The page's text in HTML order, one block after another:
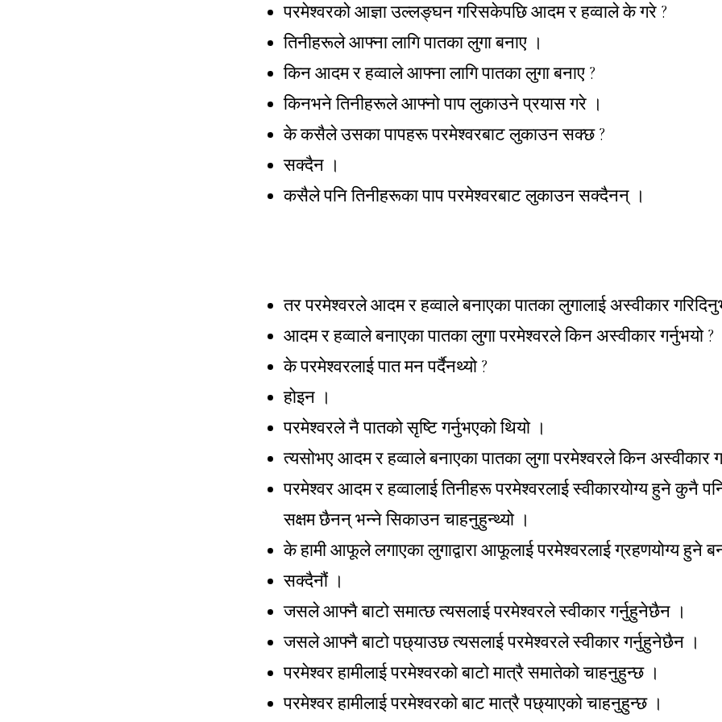
परमेश्वरको आज्ञा उल्लङ्घन गरिसकेपछि आदम र हव्वाले के गरे ?
तिनीहरूले आफ्ना लागि पातका लुगा बनाए ।
किन आदम र हव्वाले आफ्ना लागि पातका लुगा बनाए ?
किनभने तिनीहरूले आफ्नो पाप लुकाउने प्रयास गरे ।
के कसैले उसका पापहरू परमेश्वरबाट लुकाउन सक्छ ?
सक्दैन ।
कसैले पनि तिनीहरूका पाप परमेश्वरबाट लुकाउन सक्दैनन् ।
तर परमेश्वरले आदम र हव्वाले बनाएका पातका लुगालाई अस्वीकार
आदम र हव्वाले बनाएका पातका लुगा परमेश्वरले किन अस्वीकार गर्नुभयो ?
के परमेश्वरलाई पात मन पर्दैनथ्यो ?
होइन ।
परमेश्वरले नै पातको सृष्टि गर्नुभएको थियो ।
त्यसोभए आदम र हव्वाले बनाएका पातका लुगा परमेश्वरले किन अस्वीकार
परमेश्वर आदम र हव्वालाई तिनीहरू परमेश्वरलाई स्वीकारयोग्य हुने कुनै
सक्षम छैनन् भन्ने सिकाउन चाहनुहुन्थ्यो ।
के हामी आफूले लगाएका लुगाद्वारा आफूलाई परमेश्वरलाई ग्रहणयोग्य हुने
सक्दैनौं ।
जसले आफ्नै बाटो समात्छ त्यसलाई परमेश्वरले स्वीकार गर्नुहुनेछैन ।
जसले आफ्नै बाटो पछ्याउछ त्यसलाई परमेश्वरले स्वीकार गर्नुहुनेछैन ।
परमेश्वर हामीलाई परमेश्वरको बाटो मात्रै समातेको चाहनुहुन्छ ।
परमेश्वर हामीलाई परमेश्वरको बाट मात्रै पछ्याएको चाहनुहुन्छ ।